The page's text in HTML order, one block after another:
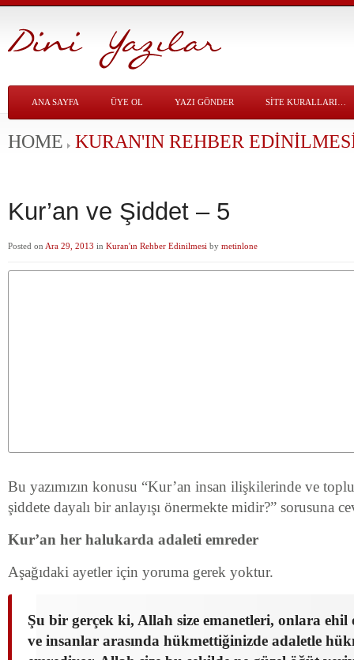
ANA SAYFA ÜYE OL YAZI GÖNDER SITE KURALLARI…
HOME KURAN'IN REHBER
Kur’an ve Şiddet – 5
Posted on Ara 29, 2013 in Kuran'ın Rehber Edinilmesi by metinlone
Bu yazımızın konusu “Kur’an insan ilişkilerinde ve
şiddete dayalı bir anlayışı önermekte midir?” sorusuna
Kur’an her halukarda adaleti emreder
Aşağıdaki ayetler için yoruma gerek yoktur.
Şu bir gerçek ki, Allah size emanetleri, onlara
ve insanlar arasında hükmettiğinizde adaletle